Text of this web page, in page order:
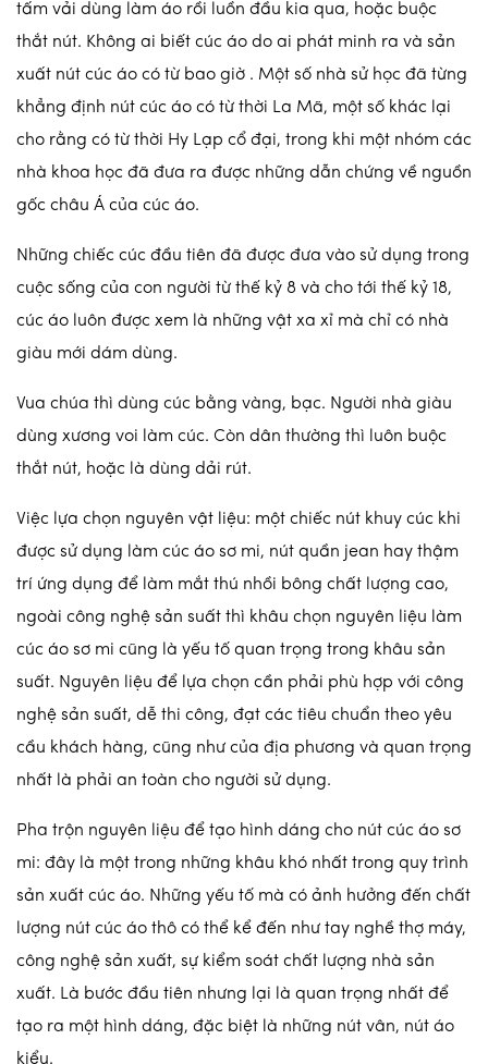
tấm vải dùng làm áo rồi luồn đầu kia qua, hoặc buộc
thắt nút. Không ai biết cúc áo do ai phát minh ra và sản
xuất nút cúc áo có từ bao giờ . Một số nhà sử học đã từng
khẳng định nút cúc áo có từ thời La Mã, một số khác lại
cho rằng có từ thời Hy Lạp cổ đại, trong khi một nhóm các
nhà khoa học đã đưa ra được những dẫn chứng về nguồn
gốc châu Á của cúc áo.
Những chiếc cúc đầu tiên đã được đưa vào sử dụng trong
cuộc sống của con người từ thế kỷ 8 và cho tới thế kỷ 18,
cúc áo luôn được xem là những vật xa xỉ mà chỉ có nhà
giàu mới dám dùng.
Vua chúa thì dùng cúc bằng vàng, bạc. Người nhà giàu
dùng xương voi làm cúc. Còn dân thường thì luôn buộc
thắt nút, hoặc là dùng dải rút.
Việc lựa chọn nguyên vật liệu: một chiếc nút khuy cúc khi
được sử dụng làm cúc áo sơ mi, nút quần jean hay thậm
trí ứng dụng để làm mắt thú nhồi bông chất lượng cao,
ngoài công nghệ sản suất thì khâu chọn nguyên liệu làm
cúc áo sơ mi cũng là yếu tố quan trọng trong khâu sản
suất. Nguyên liệu để lựa chọn cần phải phù hợp với công
nghệ sản suất, dễ thi công, đạt các tiêu chuẩn theo yêu
cầu khách hàng, cũng như của địa phương và quan trọng
nhất là phải an toàn cho người sử dụng.
Pha trộn nguyên liệu để tạo hình dáng cho nút cúc áo sơ
mi: đây là một trong những khâu khó nhất trong quy trình
sản xuất cúc áo. Những yếu tố mà có ảnh hưởng đến chất
lượng nút cúc áo thô có thể kể đến như tay nghề thợ máy,
công nghệ sản xuất, sự kiểm soát chất lượng nhà sản
xuất. Là bước đầu tiên nhưng lại là quan trọng nhất để
tạo ra một hình dáng, đặc biệt là những nút vân, nút áo
kiểu.